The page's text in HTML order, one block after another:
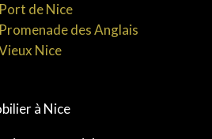
de Nice
des Anglais
Nice
à Nice